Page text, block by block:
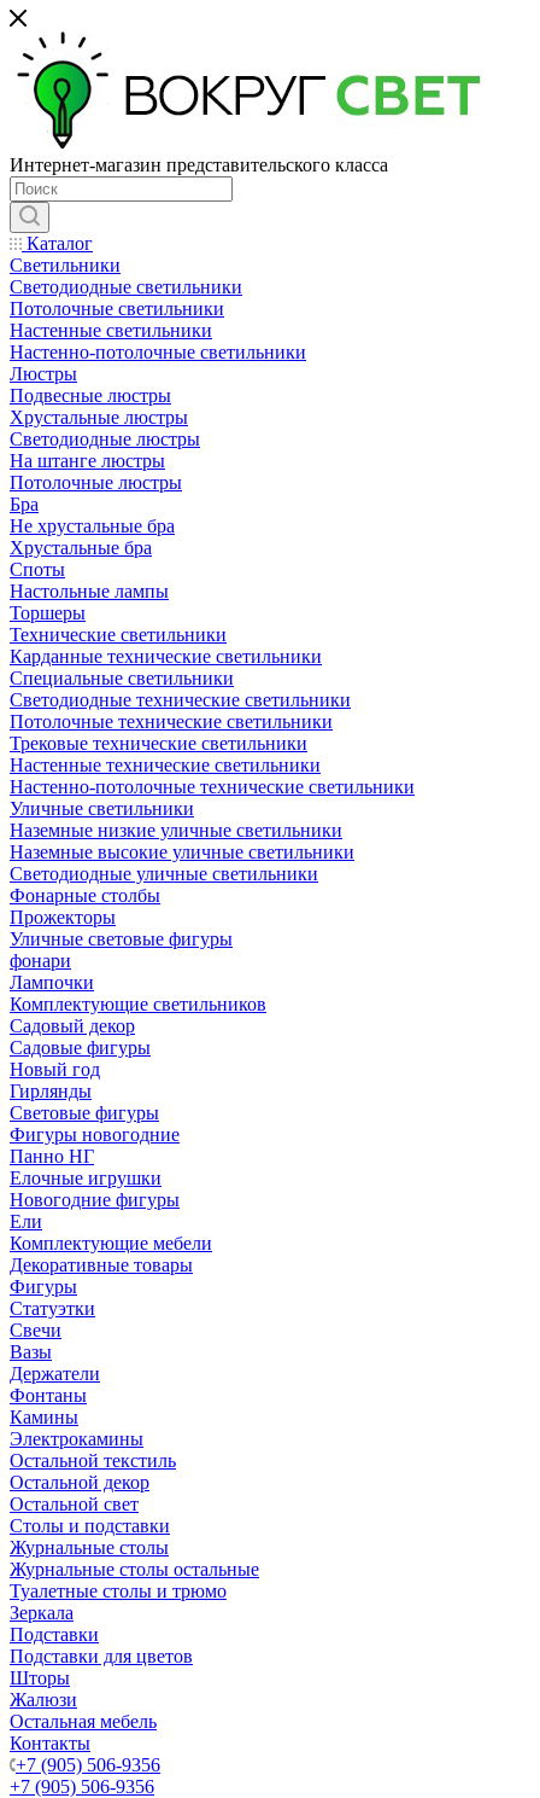
Интернет-магазин представительского класса
Каталог
Светильники
Светодиодные светильники
Потолочные светильники
Настенные светильники
Настенно-потолочные светильники
Люстры
Подвесные люстры
Хрустальные люстры
Светодиодные люстры
На штанге люстры
Потолочные люстры
Бра
Не хрустальные бра
Хрустальные бра
Споты
Настольные лампы
Торшеры
Технические светильники
Карданные технические светильники
Специальные светильники
Светодиодные технические светильники
Потолочные технические светильники
Трековые технические светильники
Настенные технические светильники
Настенно-потолочные технические светильники
Уличные светильники
Наземные низкие уличные светильники
Наземные высокие уличные светильники
Светодиодные уличные светильники
Фонарные столбы
Прожекторы
Уличные световые фигуры
фонари
Лампочки
Комплектующие светильников
Садовый декор
Садовые фигуры
Новый год
Гирлянды
Световые фигуры
Фигуры новогодние
Панно НГ
Елочные игрушки
Новогодние фигуры
Ели
Комплектующие мебели
Декоративные товары
Фигуры
Статуэтки
Свечи
Вазы
Держатели
Фонтаны
Камины
Электрокамины
Остальной текстиль
Остальной декор
Остальной свет
Столы и подставки
Журнальные столы
Журнальные столы остальные
Туалетные столы и трюмо
Зеркала
Подставки
Подставки для цветов
Шторы
Жалюзи
Остальная мебель
Контакты
+7 (905) 506-9356
+7 (905) 506-9356